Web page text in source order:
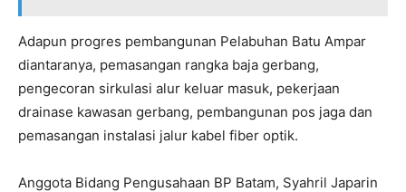
Adapun progres pembangunan Pelabuhan Batu Ampar
diantaranya, pemasangan rangka baja gerbang,
pengecoran sirkulasi alur keluar masuk, pekerjaan
drainase kawasan gerbang, pembangunan pos jaga dan
pemasangan instalasi jalur kabel fiber optik.
Anggota Bidang Pengusahaan BP Batam, Syahril Japarin